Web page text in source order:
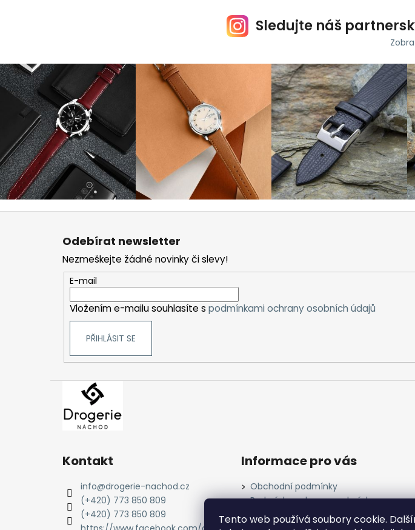
Tento web používá soubory cookie.
Sledujte náš
Z
Odebírat newsletter
Nezmeškejte žádné novinky či slevy!
E-mail
Vložením e-mailu souhlasíte s podmínkami ochrany osobních údajů
PŘIHLÁSIT SE
Kontakt
info@drogerie-nachod.cz
(+420) 773 850 809
(+420) 773 850 809
Informace pro vás
Obchodní podmínky
Podmínky ochrany osobních
Cookies a GA